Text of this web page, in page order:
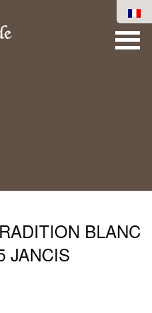
BLANC
JANCIS